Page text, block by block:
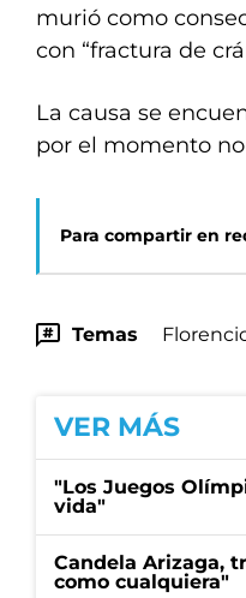
murió como
con “fractura de
La causa se
por el momento
Para compartir en
Temas
VER MÁS
"Los Juegos
vida"
Candela Arizaga,
como cualquiera"